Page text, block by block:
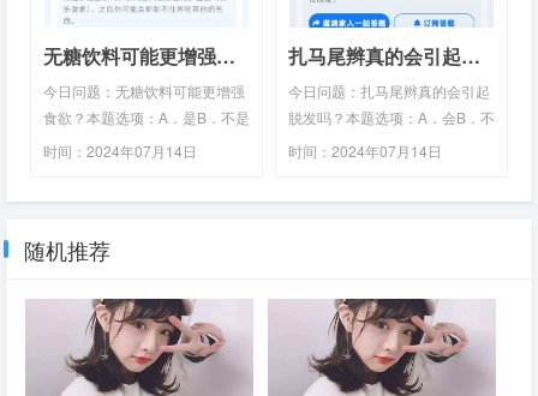
富含膳食纤维，可以减缓肠道对
升高的速度相对较慢。不过无论
粗粮还是细粮，都应该依据糖尿
病饮食处方而定，粗…
就会感觉到敏感酸痛，通常一周
内会好转。洗牙后牙齿敏感，可
能与牙釉质损伤、牙本质暴露、
牙龈退缩、龋齿、牙周炎有关，
具体可以前往医院口腔科就…
无糖饮料可能更增强食欲
今日问题：无糖饮料可能更增强
食欲？本题选项：A．是B．不是
正确答案：是答题路径：微信
萄糖、砂糖等常见的糖类，但因
然会让人感觉很甜。当你心安理
得的选了这些饮料，会刺激大脑
分泌的多巴胺（快乐激素），之
后你可能会抑制不住再吃其他的
时间：2024年07月14日
扎马尾辫真的会引起脱发吗
今日问题：扎马尾辫真的会引起
脱发吗？本题选项：A．会B．不
会正确答案：会答题路径：微信
马尾会导致容易掉头发的情况，
但程度因个体差异而异。以下是
具体的原因和相应的建议措施：
1、发际线后退：扎马尾过紧会
时间：2024年07月14日
随机推荐